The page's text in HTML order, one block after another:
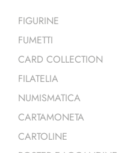
FIGURINE
FUMETTI
CARD COLLECTION
FILATELIA
NUMISMATICA
CARTAMONETA
CARTOLINE